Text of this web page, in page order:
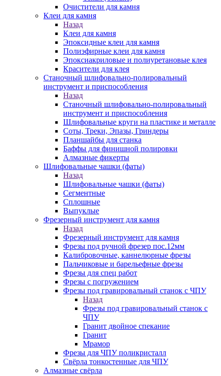
Очистители для камня
Клеи для камня
Назад
Клеи для камня
Эпоксидные клеи для камня
Полиэфирные клеи для камня
Эпоксиакриловые и полиуретановые клея
Красители для клея
Станочный шлифовально-полировальный
инструмент и приспособления
Назад
Станочный шлифовально-полировальный
инструмент и приспособления
Шлифовальные круги на пластике и металле
Соты, Треки, Эпазы, Гриндеры
Планшайбы для станка
Баффы для финишной полировки
Алмазные фикерты
Шлифовальные чашки (фаты)
Назад
Шлифовальные чашки (фаты)
Сегментные
Сплошные
Выпуклые
Фрезерный инструмент для камня
Назад
Фрезерный инструмент для камня
Фрезы под ручной фрезер пос.12мм
Калибровочные, каннелюрные фрезы
Пальчиковые и барельефные фрезы
Фрезы для спец работ
Фрезы с погружением
Фрезы под гравировальный станок с ЧПУ
Назад
Фрезы под гравировальный станок с
ЧПУ
Гранит двойное спекание
Гранит
Мрамор
Фрезы для ЧПУ поликристалл
Свёрла тонкостенные для ЧПУ
Алмазные свёрла